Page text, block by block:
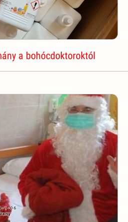
a bohócdoktoroktól